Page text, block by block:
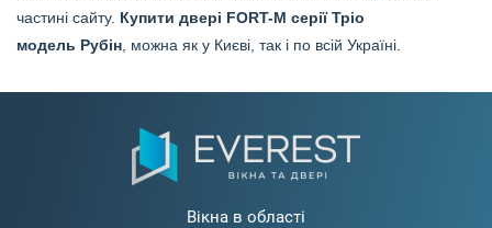
частині сайту. Купити двері FORT-M серії Тріо
модель Рубін , можна як у Києві, так і по всій Україні.
Вікна в області